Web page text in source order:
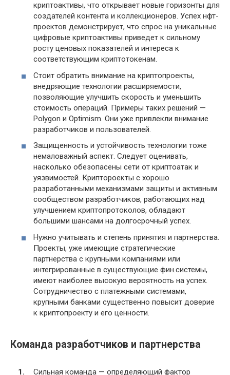
криптоактивы, что открывает новые горизонты для
создателей контента и коллекционеров. Успех нфт-
проектов демонстрирует, что спрос на уникальные
цифровые криптоактивы приведет к сильному
росту ценовых показателей и интереса к
соответствующим криптотокенам.
Стоит обратить внимание на криптопроекты,
внедряющие технологии расширяемости,
позволяющие улучшить скорость и уменьшить
стоимость операций. Примеры таких решений —
Polygon и Optimism. Они уже привлекли внимание
разработчиков и пользователей.
Защищенность и устойчивость технологии тоже
немаловажный аспект. Следует оценивать,
насколько обезопасены сети от криптоатак и
уязвимостей. Криптороекты с хорошо
разработанными механизмами защиты и активным
сообществом разработчиков, работающих над
улучшением криптопротоколов, обладают
большими шансами на долгосрочный успех.
Нужно учитывать и степень принятия и партнерства.
Проекты, уже имеющие стратегические
партнерства с крупными компаниями или
интегрированные в существующие фин.системы,
имеют наиболее высокую вероятность на успех.
Сотрудничество с платежными системами,
крупными банками существенно повысит доверие
к криптопроекту и его ценности.
Команда разработчиков и партнерства
Сильная команда — определяющий фактор